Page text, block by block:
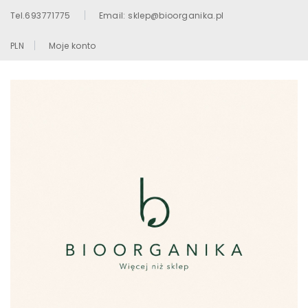
Tel.693771775 Email: sklep@bioorganika.pl
PLN Moje konto